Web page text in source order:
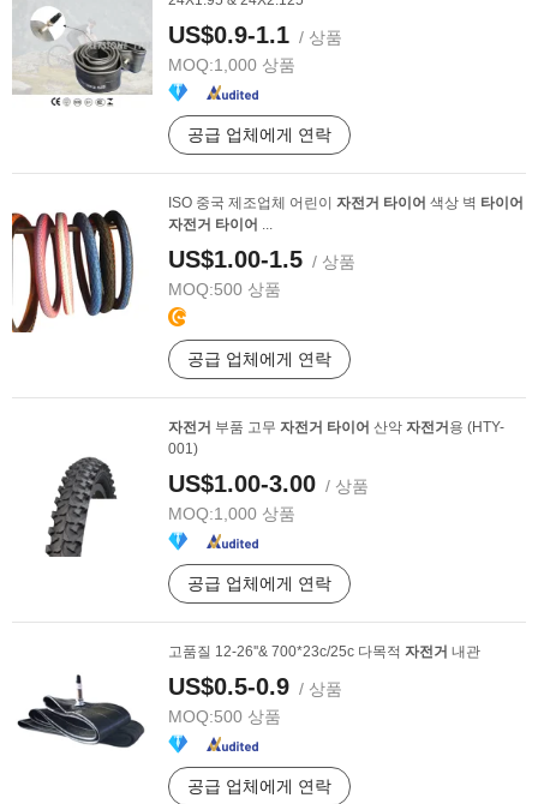
US$0.9-1.1 / 상품
MOQ:1,000 상품
공급 업체에게 연락
ISO 중국 제조업체 어린이 자전거 타이어 색상 벽 타이어
자전거 타이어 ...
US$1.00-1.5 / 상품
MOQ:500 상품
공급 업체에게 연락
자전거 부품 고무 자전거 타이어 산악 자전거 용 (HTY-
001)
US$1.00-3.00 / 상품
MOQ:1,000 상품
공급 업체에게 연락
고품질 12-26''& 700*23c/25c 다목적 자전거 내관
US$0.5-0.9 / 상품
MOQ:500 상품
공급 업체에게 연락